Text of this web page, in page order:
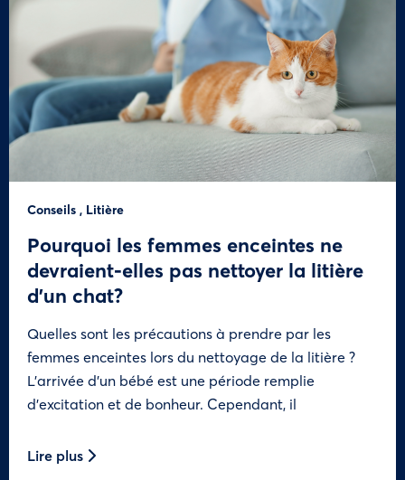
Conseils , Litière
Pourquoi les femmes enceintes ne
devraient-elles pas nettoyer la litière
d’un chat?
Quelles sont les précautions à prendre par les
femmes enceintes lors du nettoyage de la litière ?
L’arrivée d’un bébé est une période remplie
d’excitation et de bonheur. Cependant, il
Lire plus